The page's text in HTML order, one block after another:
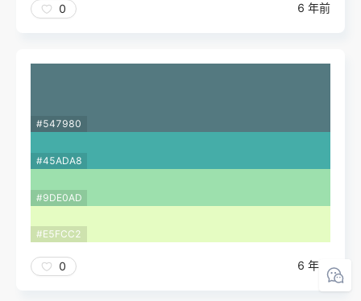
0 6 年前
#547980
#45ADA8
#9DE0AD
#E5FCC2
0 6 年前